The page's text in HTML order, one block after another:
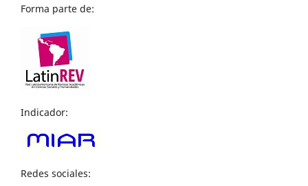
Forma parte de:
Indicador:
Redes sociales: